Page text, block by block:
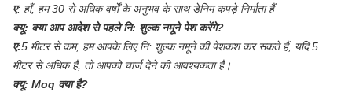
ए: हाँ, हम 30 से अधिक वर्षों के अनुभव के साथ डेनिम कपड़े निर्माता हैं
क्यू: क्या आप आदेश से पहले नि: शुल्क नमूने पेश करेंगे?
ए:5 मीटर से कम, हम आपके लिए नि: शुल्क नमूने की पेशकश कर सकते हैं, यदि 5
मीटर से अधिक है, तो आपको चार्ज देने की आवश्यकता है।
क्यू: Moq क्या है?